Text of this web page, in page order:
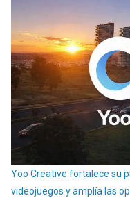
Yoo Creative fortalece su
videojuegos y amplía las